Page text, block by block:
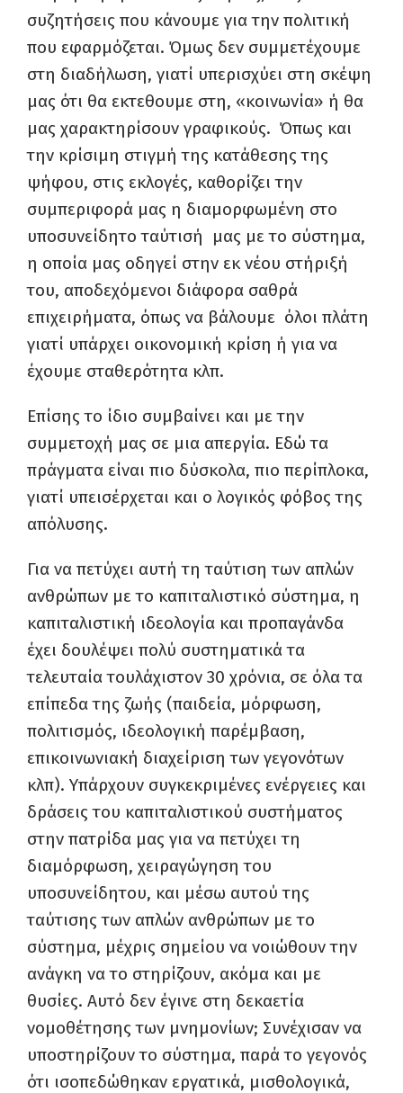
συζητήσεις που κάνουμε για την πολιτική
που εφαρμόζεται. Όμως δεν συμμετέχουμε
στη διαδήλωση, γιατί υπερισχύει στη σκέψη
μας ότι θα εκτεθουμε στη, «κοινωνία» ή θα
μας χαρακτηρίσουν γραφικούς. Όπως και
την κρίσιμη στιγμή της κατάθεσης της
ψήφου, στις εκλογές, καθορίζει την
συμπεριφορά μας η διαμορφωμένη στο
υποσυνείδητο ταύτισή μας με το σύστημα,
η οποία μας οδηγεί στην εκ νέου στήριξή
του, αποδεχόμενοι διάφορα σαθρά
επιχειρήματα, όπως να βάλουμε όλοι πλάτη
γιατί υπάρχει οικονομική κρίση ή για να
έχουμε σταθερότητα κλπ.
Επίσης το ίδιο συμβαίνει και με την
συμμετοχή μας σε μια απεργία. Εδώ τα
πράγματα είναι πιο δύσκολα, πιο περίπλοκα,
γιατί υπεισέρχεται και ο λογικός φόβος της
απόλυσης.
Για να πετύχει αυτή τη ταύτιση των απλών
ανθρώπων με το καπιταλιστικό σύστημα, η
καπιταλιστική ιδεολογία και προπαγάνδα
έχει δουλέψει πολύ συστηματικά τα
τελευταία τουλάχιστον 30 χρόνια, σε όλα τα
επίπεδα της ζωής (παιδεία, μόρφωση,
πολιτισμός, ιδεολογική παρέμβαση,
επικοινωνιακή διαχείριση των γεγονότων
κλπ). Υπάρχουν συγκεκριμένες ενέργειες και
δράσεις του καπιταλιστικού συστήματος
στην πατρίδα μας για να πετύχει τη
διαμόρφωση, χειραγώγηση του
υποσυνείδητου, και μέσω αυτού της
ταύτισης των απλών ανθρώπων με το
σύστημα, μέχρις σημείου να νοιώθουν την
ανάγκη να το στηρίζουν, ακόμα και με
θυσίες. Αυτό δεν έγινε στη δεκαετία
νομοθέτησης των μνημονίων; Συνέχισαν να
υποστηρίζουν το σύστημα, παρά το γεγονός
ότι ισοπεδώθηκαν εργατικά, μισθολογικά,